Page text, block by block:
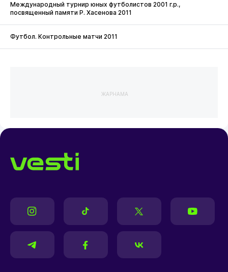
Международный турнир юных футболистов 2001 г.р.,
посвященный памяти Р. Хасенова 2011
Футбол. Контрольные матчи 2011
ЖАРНАМА